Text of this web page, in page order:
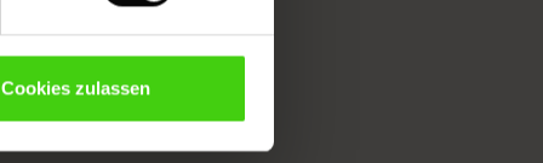
Cookies zulassen
Schals mit schönen
Taschen. Setze mit dem